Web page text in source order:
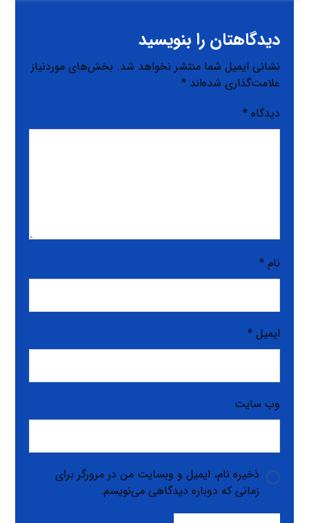
دیدگاهتان را بنویسید
نشانی ایمیل شما منتشر نخواهد شد. بخش‌های موردنیاز
علامت‌گذاری شده‌اند*
دیدگاه*
نام*
ایمیل*
وب‌ سایت
ذخیره نام، ایمیل و وبسایت من در مرورگر برای
زمانی که دوباره دیدگاهی می‌نویسم.